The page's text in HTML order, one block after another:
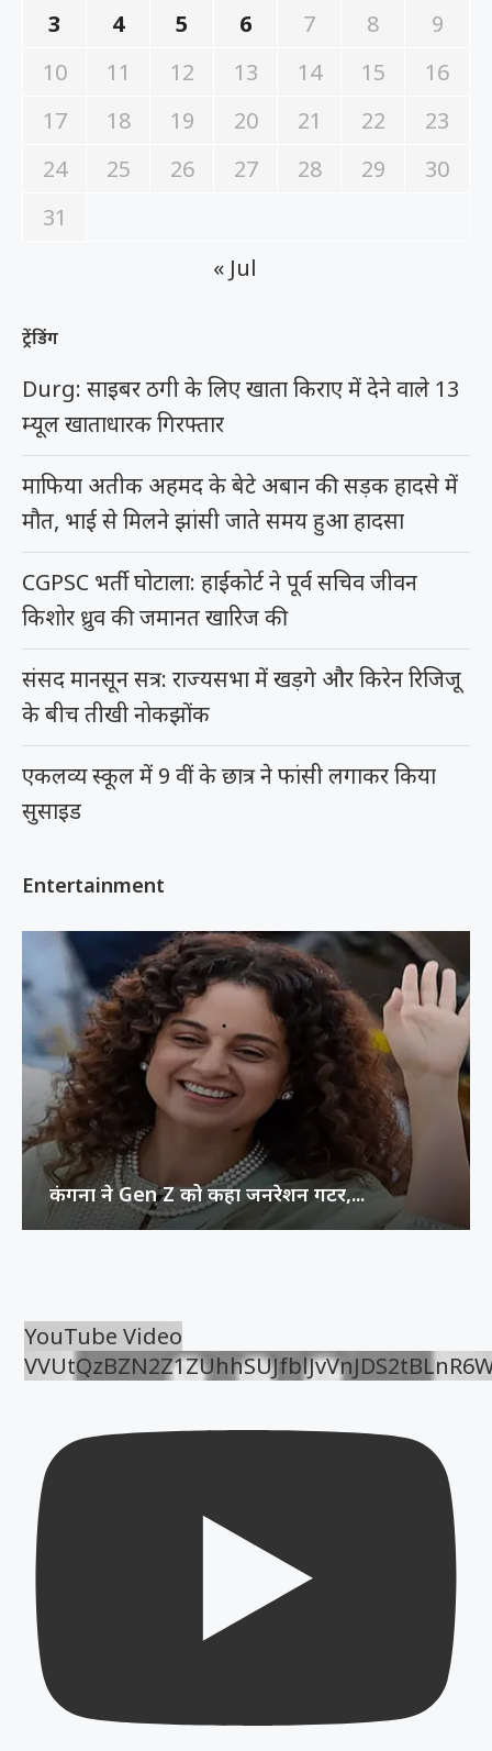
YouTube Video
3 4 5 6 7 8
9
10
11 12 13 14 15
16
17
18 19 20 21 22
23
24
25 26 27 28 29
30
31
« Jul
ट्रेंडिंग
Durg: साइबर ठगी के लिए खाता किराए में देने वाले 13
म्यूल खाताधारक गिरफ्तार
माफिया अतीक अहमद के बेटे अबान की सड़क हादसे में
मौत, भाई से मिलने झांसी जाते समय हुआ हादसा
CGPSC भर्ती घोटाला: हाईकोर्ट ने पूर्व सचिव जीवन
किशोर ध्रुव की जमानत खारिज की
संसद मानसून सत्र: राज्यसभा में खड़गे और किरेन रिजिजू
के बीच तीखी नोकझोंक
एकलव्य स्कूल में 9 वीं के छात्र ने फांसी लगाकर किया
सुसाइड
Entertainment
कंगना ने Gen Z को कहा जनरेशन गटर,...